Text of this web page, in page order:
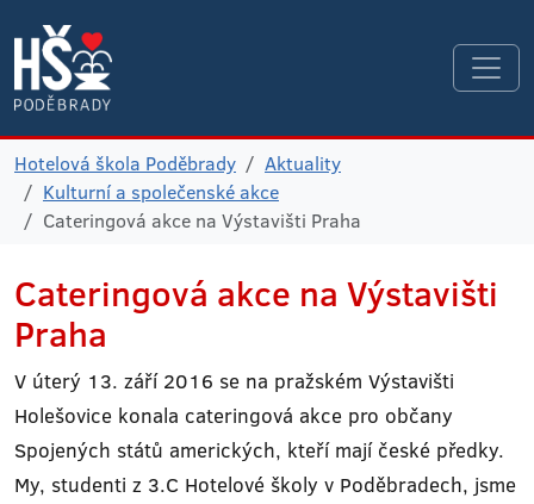
Hotelová škola Poděbrady
Aktuality
Kulturní a společenské akce
Cateringová akce na Výstavišti Praha
Cateringová akce na Výstavišti
Praha
V úterý 13. září 2016 se na pražském Výstavišti
Holešovice konala cateringová akce pro občany
Spojených států amerických, kteří mají české předky.
My, studenti z 3.C Hotelové školy v Poděbradech, jsme